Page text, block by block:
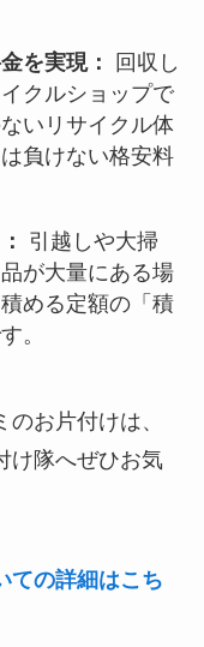
を実現：
回収し
クルショップで
いリサイクル体
負けない格安料
引越しや大掃
が大量にある場
める定額の「積
。
お片付けは、
け隊へぜひお気
ての詳細はこち